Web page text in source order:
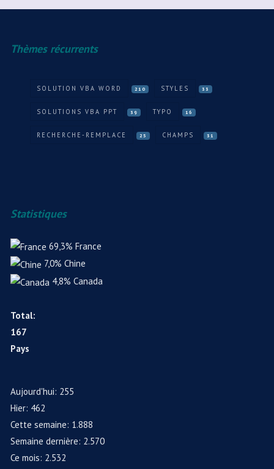
Thèmes récurrents
SOLUTION VBA WORD 210 STYLES 33
SOLUTIONS VBA PPT 39 TYPO 16
RECHERCHE-REMPLACE 25 CHAMPS 31
Statistiques
69,3% France
7,0% Chine
4,8% Canada
Total:
167
Pays
Aujourd'hui: 255
Hier: 462
Cette semaine: 1.888
Semaine dernière: 2.570
Ce mois: 2.532